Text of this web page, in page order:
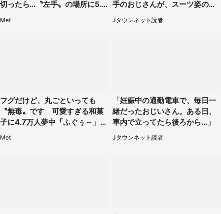
切ったら...〝左手〟の場所に5.3
Met
手のおじさんが、スーツ姿の私
を見て...（福岡県・30代女性）
Jタウンネット読者
フグだけど、丸ごといっても
〝無毒〟です 可愛すぎる和菓
子に4.7万人夢中「ふぐぅ～」
Met
「妊娠中の通勤電車で、毎日一
緒だったおじいさん。ある日、
車内で立ってたら後ろから...」
Jタウンネット読者